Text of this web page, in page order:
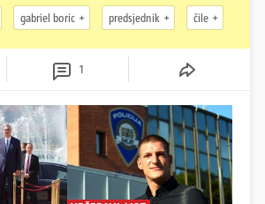
gabriel boric predsjednik čile
1